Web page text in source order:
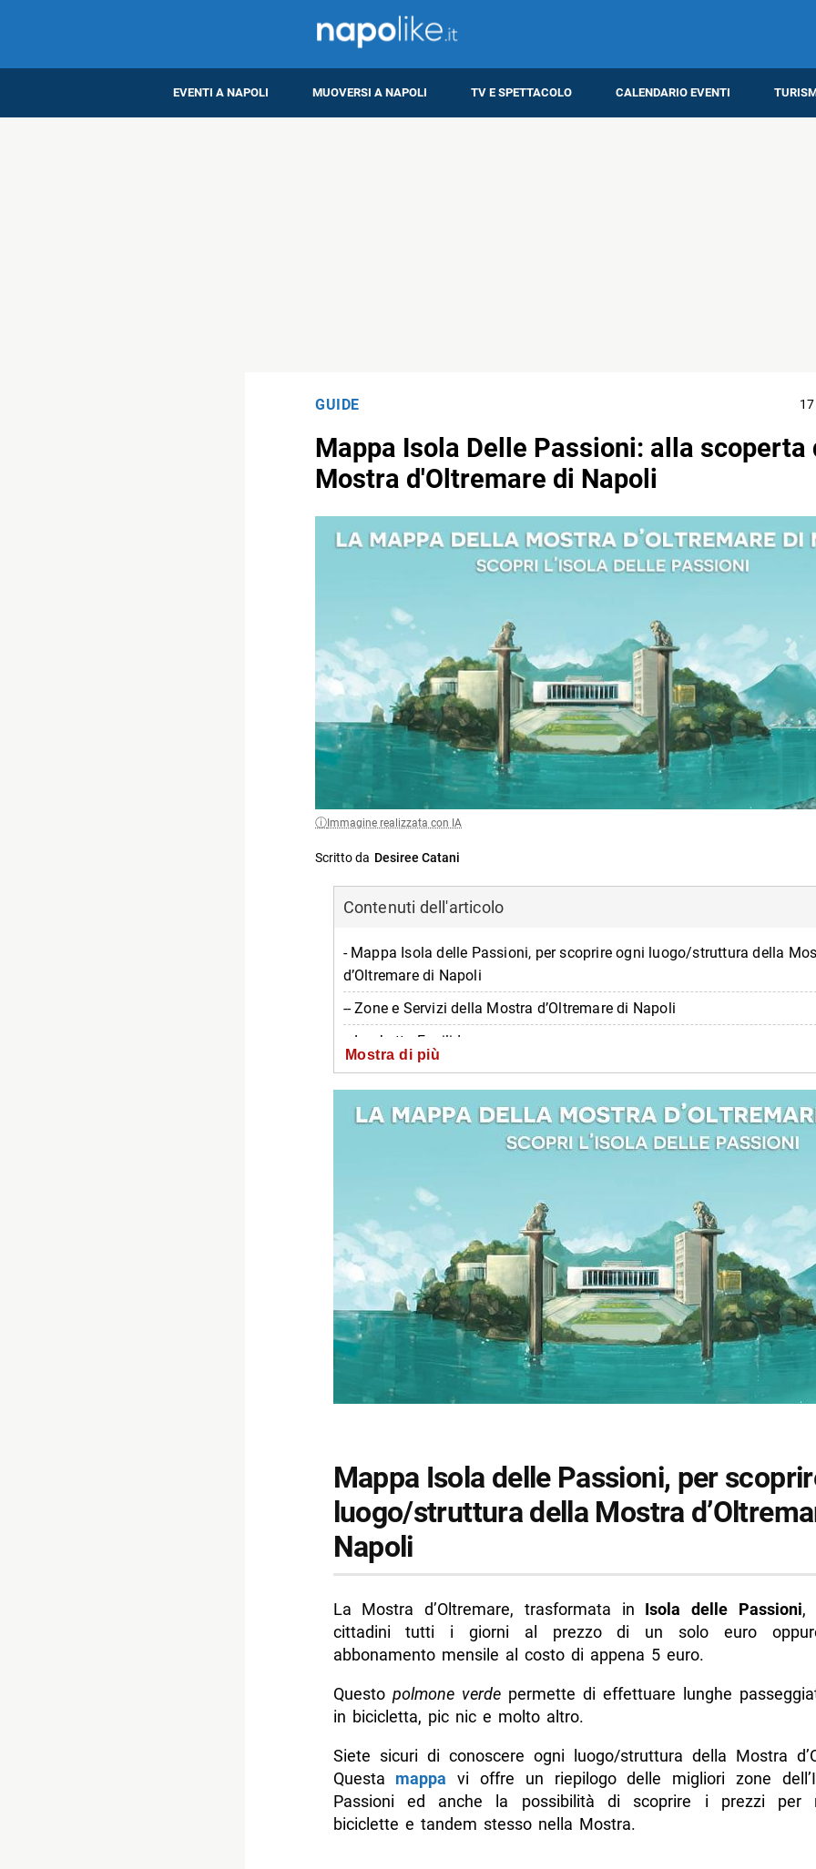
EVENTI A NAPOLI MUOVERSI A NAPOLI TV E SPETTACOLO CALENDARIO EVENTI
GUIDE
Mappa Isola Delle Passioni: alla scoperta
Mostra d'Oltremare di Napoli
Immagine realizzata con IA
Scritto da Desiree Catani
Contenuti dell'articolo
- Mappa Isola delle Passioni, per scoprire ogni luogo/struttura della
d’Oltremare di Napoli
-- Zone e Servizi della Mostra d’Oltremare di Napoli
-- Laghetto Fasilides
-- Viale Palme
-- Strada Romana
-- Area 28 Fontane
-- Cubo d’oro
-- Viale Ortensie
-- Arena Flegrea
-- Noleggio Biciclette – Napoli Pedala
-- Informazioni Generali sull’Isola delle Passioni
-- Scopri di più da Napolike.it
Mostra di più
Mappa Isola delle Passioni, per
luogo/struttura della Mostra
Napoli
La Mostra d’Oltremare, trasformata in Isola delle Passioni,
cittadini tutti i giorni al prezzo di un solo euro
abbonamento mensile al costo di appena 5 euro.
Questopolmone verdepermette di effettuare lunghe
in bicicletta, pic nic e molto altro.
Siete sicuri di conoscere ogni luogo/struttura della Mostra
Questa
mappa
vi offre un riepilogo delle migliori zone
Passioni ed anche la possibilità di scoprire i prezzi per
biciclette e tandem stesso nella Mostra.